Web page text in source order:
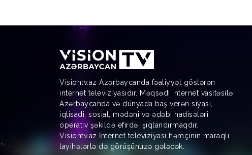
Visiontv.az Azərbaycanda fəaliyyət göstərən
internet televiziyasıdır. Məqsədi internet vasitəsilə
Azərbaycanda və dünyada baş verən siyasi,
iqtisadi, sosial, mədəni və ədəbi hadisələri
operativ şəkildə efirdə işıqlandırmaqdır.
Visiontv.az İnternet televiziyası həmçinin maraqlı
layihələrlə də görüşünüzə gələcək.